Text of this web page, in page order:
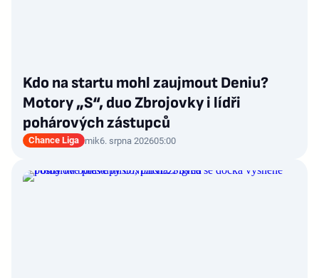
Kdo na startu mohl zaujmout Deniu?
Motory „S“, duo Zbrojovky i lídři
pohárových zástupců
Chance Liga mik6. srpna 202605:00